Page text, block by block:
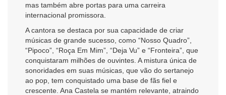
mas também abre portas para uma carreira
internacional promissora.
A cantora se destaca por sua capacidade de criar
músicas de grande sucesso, como “Nosso Quadro”,
“Pipoco”, “Roça Em Mim”, “Deja Vu” e “Fronteira”, que
conquistaram milhões de ouvintes. A mistura única de
sonoridades em suas músicas, que vão do sertanejo
ao pop, tem conquistado uma base de fãs fiel e
crescente. Ana Castela se mantém relevante, atraindo